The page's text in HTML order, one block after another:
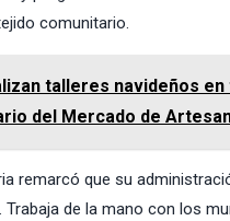
comunitario.
talleres navideños
del Mercado de
remarcó que su
Trabaja de la mano con los